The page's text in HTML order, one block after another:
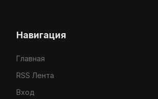
Навигация
Главная
RSS Лента
Вход